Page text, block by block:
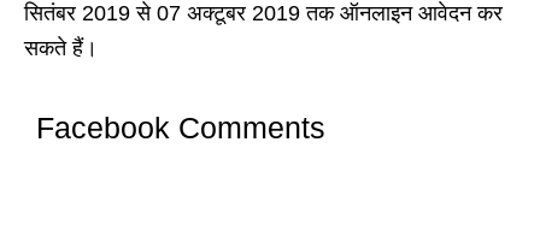
सितंबर 2019 से 07 अक्टूबर 2019 तक ऑनलाइन आवेदन कर
सकते हैं।
Facebook Comments